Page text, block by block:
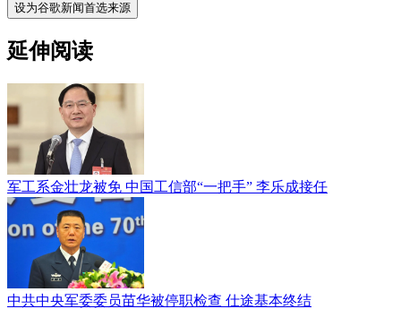
设为谷歌新闻首选来源
延伸阅读
军工系金壮龙被免 中国工信部“一把手” 李乐成接任
中共中央军委委员苗华被停职检查 仕途基本终结